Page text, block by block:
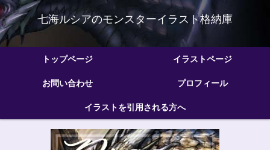
七海ルシアのモンスターイラスト格納庫
トップページ イラストページ
お問い合わせ プロフィール
イラストを引用される方へ